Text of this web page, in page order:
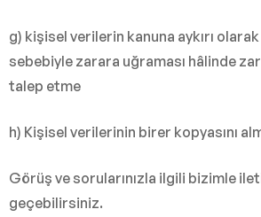
g) kişisel verilerin kanuna aykırı
sebebiyle zarara uğraması hâlinde
talep etme
h) Kişisel verilerinin birer kopyasını
Görüş ve sorularınızla ilgili bizimle
geçebilirsiniz.